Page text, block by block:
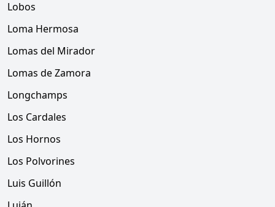
Lobos
Loma Hermosa
Lomas del Mirador
Lomas de Zamora
Longchamps
Los Cardales
Los Hornos
Los Polvorines
Luis Guillón